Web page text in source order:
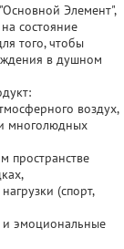
Элемент",
состояние
того, чтобы
в душном
воздух,
многолюдных
пространстве
(спорт,
эмоциональные